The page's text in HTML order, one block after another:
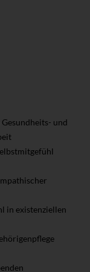
und
in existenziellen